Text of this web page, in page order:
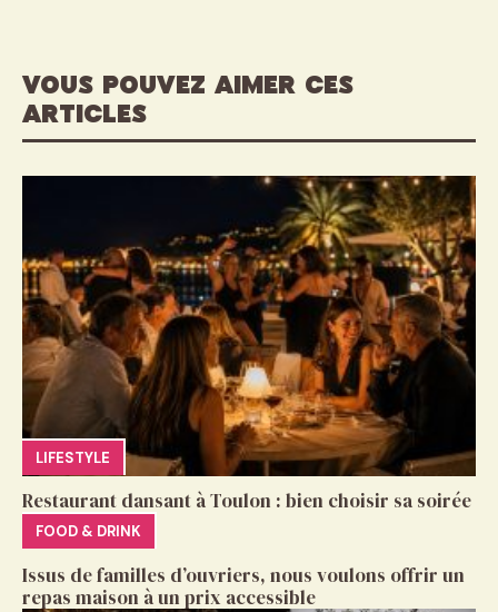
VOUS POUVEZ AIMER CES
ARTICLES
LIFESTYLE
Restaurant dansant à Toulon : bien choisir sa soirée
FOOD & DRINK
Issus de familles d’ouvriers, nous voulons offrir un
repas maison à un prix accessible